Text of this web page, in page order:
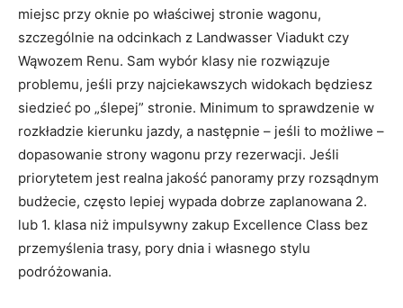
miejsc przy oknie po właściwej stronie wagonu,
szczególnie na odcinkach z Landwasser Viadukt czy
Wąwozem Renu. Sam wybór klasy nie rozwiązuje
problemu, jeśli przy najciekawszych widokach będziesz
siedzieć po „ślepej” stronie. Minimum to sprawdzenie w
rozkładzie kierunku jazdy, a następnie – jeśli to możliwe –
dopasowanie strony wagonu przy rezerwacji. Jeśli
priorytetem jest realna jakość panoramy przy rozsądnym
budżecie, często lepiej wypada dobrze zaplanowana 2.
lub 1. klasa niż impulsywny zakup Excellence Class bez
przemyślenia trasy, pory dnia i własnego stylu
podróżowania.